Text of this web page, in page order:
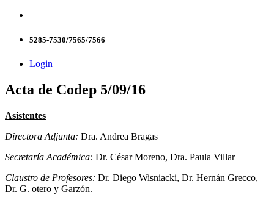
5285-7530/7565/7566
Login
Acta de Codep 5/09/16
Asistentes
Directora Adjunta: Dra. Andrea Bragas
Secretaría Académica: Dr. César Moreno, Dra. Paula Villar
Claustro de Profesores: Dr. Diego Wisniacki, Dr. Hernán Grecco,
Dr. G. otero y Garzón.